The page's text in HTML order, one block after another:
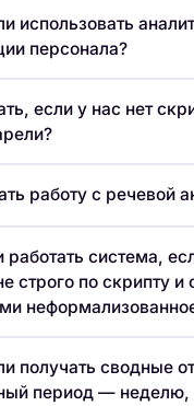
использовать
персонала?
если у нас нет
работу с речевой
работать система,
строго по скрипту и
получать сводные
период — неделю,